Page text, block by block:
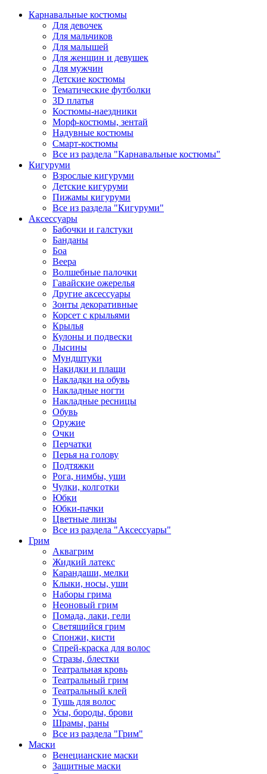
Карнавальные костюмы
Для девочек
Для мальчиков
Для малышей
Для женщин и девушек
Для мужчин
Детские костюмы
Тематические футболки
3D платья
Костюмы-наездники
Морф-костюмы, зентай
Надувные костюмы
Смарт-костюмы
Все из раздела "Карнавальные костюмы"
Кигуруми
Взрослые кигуруми
Детские кигуруми
Пижамы кигуруми
Все из раздела "Кигуруми"
Аксессуары
Бабочки и галстуки
Банданы
Боа
Веера
Волшебные палочки
Гавайские ожерелья
Другие аксессуары
Зонты декоративные
Корсет с крыльями
Крылья
Кулоны и подвески
Лысины
Мундштуки
Накидки и плащи
Накладки на обувь
Накладные ногти
Накладные ресницы
Обувь
Оружие
Очки
Перчатки
Перья на голову
Подтяжки
Рога, нимбы, уши
Чулки, колготки
Юбки
Юбки-пачки
Цветные линзы
Все из раздела "Аксессуары"
Грим
Аквагрим
Жидкий латекс
Карандаши, мелки
Клыки, носы, уши
Наборы грима
Неоновый грим
Помада, лаки, гели
Светящийся грим
Спонжи, кисти
Спрей-краска для волос
Стразы, блестки
Театральная кровь
Театральный грим
Театральный клей
Тушь для волос
Усы, бороды, брови
Шрамы, раны
Все из раздела "Грим"
Маски
Венецианские маски
Защитные маски